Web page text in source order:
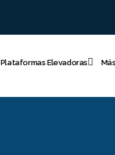
Plataformas Elevadoras